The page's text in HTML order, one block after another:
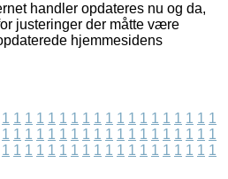
handler opdateres nu og da,
justeringer der måtte være
hjemmesidens
1 1 1 1 1 1 1 1 1 1 1 1 1 1 1 1 1 1 1
1 1 1 1 1 1 1 1 1 1 1 1 1 1 1 1 1 1 1
1 1 1 1 1 1 1 1 1 1 1 1 1 1 1 1 1 1 1